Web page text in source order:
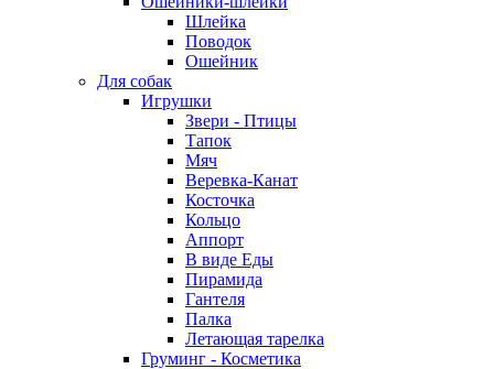
Шлейка
Поводок
Ошейник
Для собак
Игрушки
Звери - Птицы
Тапок
Мяч
Веревка-Канат
Косточка
Кольцо
Аппорт
В виде Еды
Пирамида
Гантеля
Палка
Летающая тарелка
Груминг - Косметика